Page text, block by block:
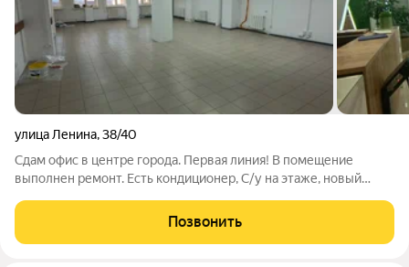
улица Ленина,38/40
Сдам офис в центре города. Первая линия! В помещение
выполнен ремонт. Есть кондиционер, С/у на этаже, новый
на первые пол года 60т.р./м, далее 75т.р./м. + комунальные
платежи. По всем вопросам
Позвонить